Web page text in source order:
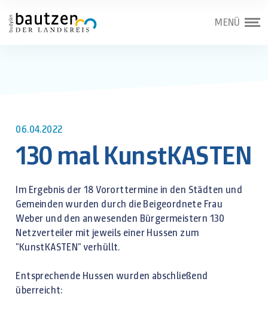
MENÜ
06.04.2022
130 mal KunstKASTEN
Im Ergebnis der 18 Vororttermine in den Städten und
Gemeinden wurden durch die Beigeordnete Frau
Weber und den anwesenden Bürgermeistern 130
Netzverteiler mit jeweils einer Hussen zum
"KunstKASTEN" verhüllt.
Entsprechende Hussen wurden abschließend
überreicht: